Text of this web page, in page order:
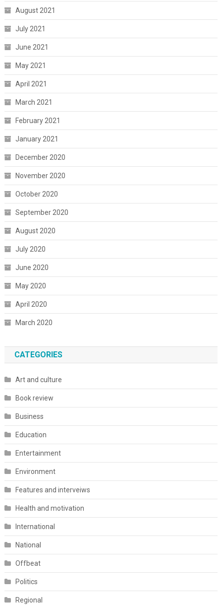
August 2021
July 2021
June 2021
May 2021
April 2021
March 2021
February 2021
January 2021
December 2020
November 2020
October 2020
September 2020
August 2020
July 2020
June 2020
May 2020
April 2020
March 2020
CATEGORIES
Art and culture
Book review
Business
Education
Entertainment
Environment
Features and interveiws
Health and motivation
International
National
Offbeat
Politics
Regional